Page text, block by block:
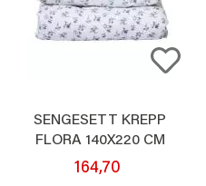
SENGESETT KREPP
FLORA 140X220 CM
164,70